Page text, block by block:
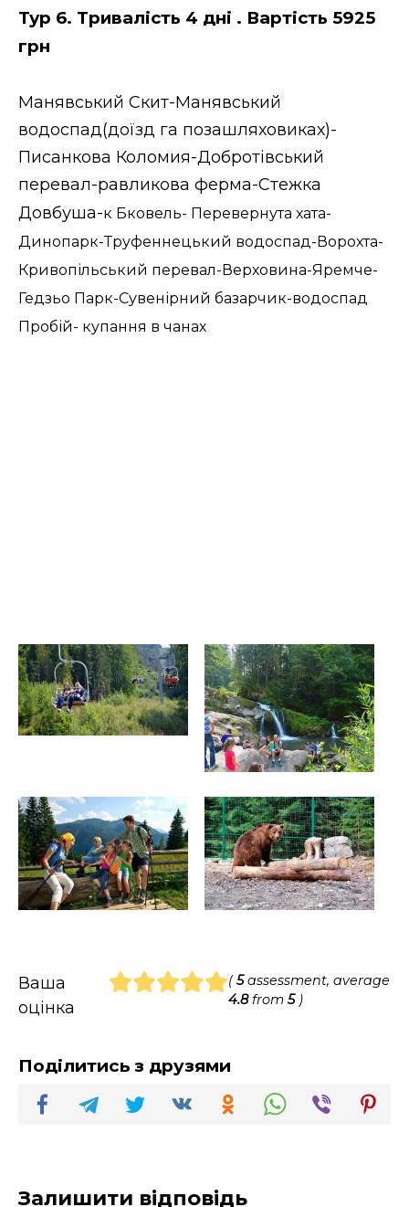
Тур 6. Тривалість 4 дні . Вартість 5925
грн
Манявський Скит-Манявський
водоспад(доїзд га позашляховиках)-
Писанкова Коломия-Добротівський
перевал-равликова ферма-Стежка
Довбуша-к Бковель- Перевернута хата-
Динопарк-Труфеннецький водоспад-Ворохта-
Кривопільський перевал-Верховина-Яремче-
Гедзьо Парк-Сувенірний базарчик-водоспад
Пробій- купання в чанах
Ваша
оцінка
(5assessment, average
4.8from5)
Поділитись з друзями
Залишити відповідь